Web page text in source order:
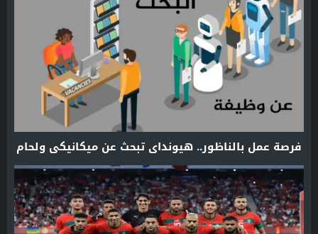
فرصة عمل بالناظور.. هيونداي تبحث عن ميكانيكي ولحام